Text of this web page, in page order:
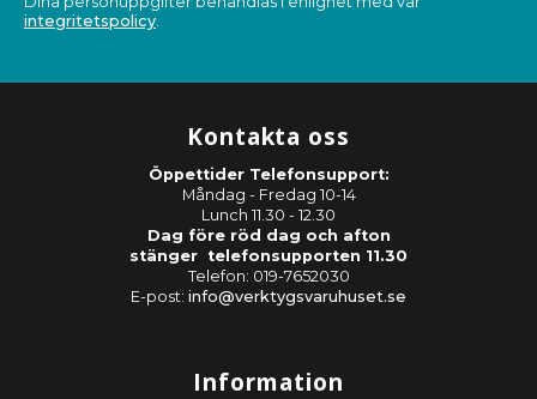
integritetspolicy.
Kontakta oss
Öppettider Telefonsupport:
Måndag - Fredag 10-14
Lunch 11.30 - 12.30
Dag före röd dag och afton
stänger telefonsupporten 11.30
Telefon: 019-7652030
E-post: info@verktygsvaruhuset.se
Information